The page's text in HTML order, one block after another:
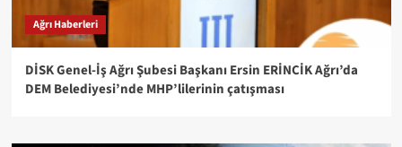
Ağrı Haberleri
DİSK Genel-İş Ağrı Şubesi Başkanı Ersin ERİNCİK Ağrı’da
DEM Belediyesi’nde MHP’lilerinin çatışması